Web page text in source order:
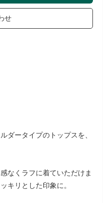
せ
ダータイプのトップスを、
なくラフに着ていただけま
キリとした印象に。